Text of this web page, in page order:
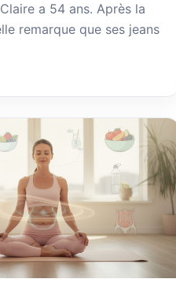
a 54 ans. Après la
remarque que ses jeans